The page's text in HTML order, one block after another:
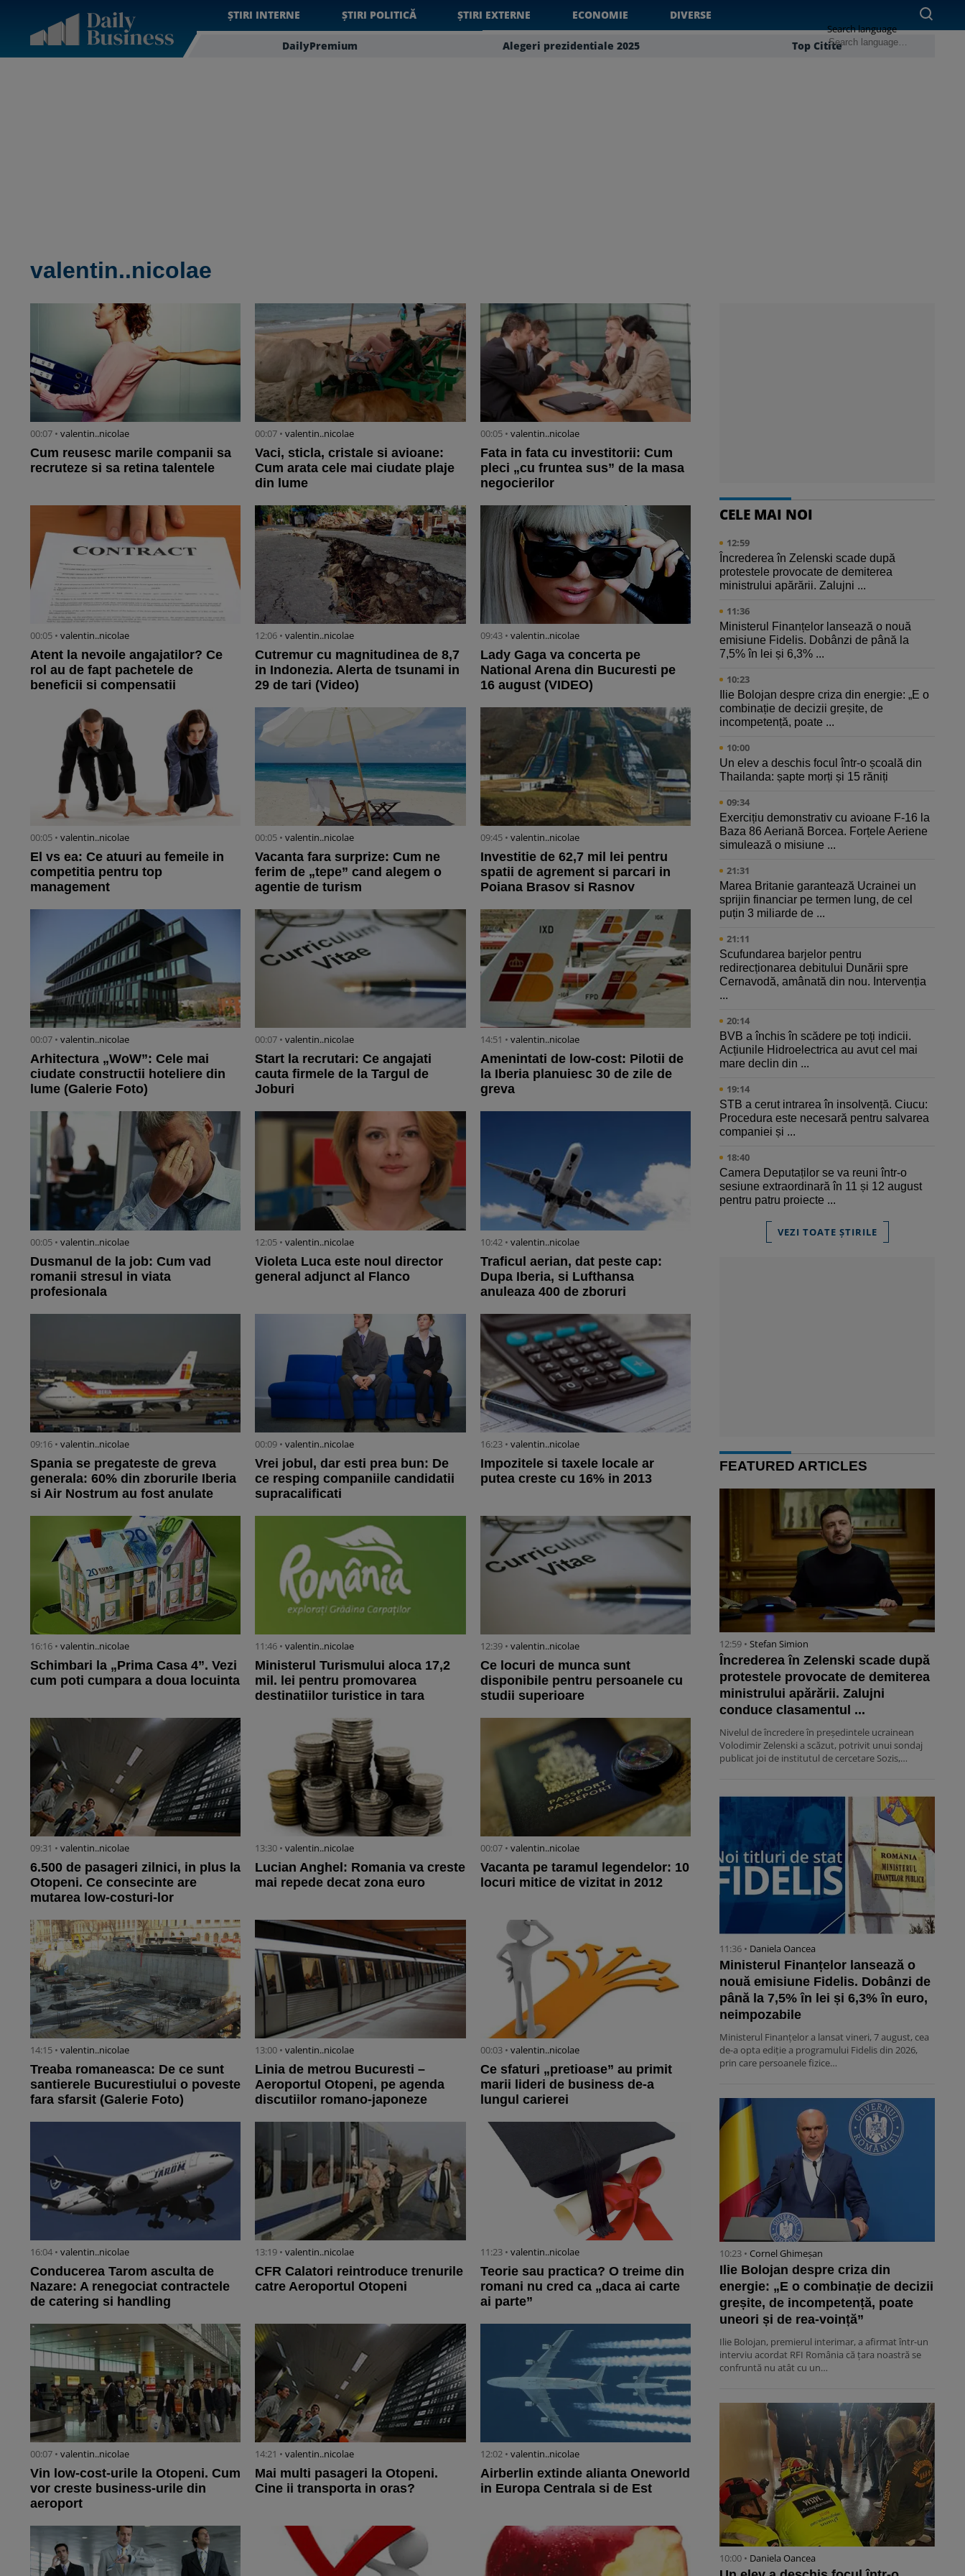
ȘTIRI INTERNE ȘTIRI POLITICĂ ȘTIRI EXTERNE ECONOMIE DIVERSE
DailyPremium Alegeri prezidentiale 2025 Top Citite
Search language
valentin..nicolae
00:07 • valentin..nicolae
Cum reusesc marile companii sa
recruteze si sa retina talentele
00:07 •valentin..nicolae
Vaci, sticla, cristale si avioane:
Cum arata cele mai ciudate plaje
din lume
00:05 • valentin..nicolae
Fata in fata cu investitorii: Cum
pleci „cu fruntea sus” de la masa
negocierilor
00:05 • valentin..nicolae
Atent la nevoile angajatilor? Ce
rol au de fapt pachetele de
beneficii si compensatii
12:06 •valentin..nicolae
Cutremur cu magnitudinea de 8,7
in Indonezia. Alerta de tsunami in
29 de tari (Video)
09:43 • valentin..nicolae
Lady Gaga va concerta pe
National Arena din Bucuresti pe
16 august (VIDEO)
00:05 • valentin..nicolae
El vs ea: Ce atuuri au femeile in
competitia pentru top
management
00:05 •valentin..nicolae
Vacanta fara surprize: Cum ne
ferim de „tepe” cand alegem o
agentie de turism
09:45 • valentin..nicolae
Investitie de 62,7 mil lei pentru
spatii de agrement si parcari in
Poiana Brasov si Rasnov
00:07 • valentin..nicolae
Arhitectura „WoW”: Cele mai
ciudate constructii hoteliere din
lume (Galerie Foto)
00:07 •valentin..nicolae
Start la recrutari: Ce angajati
cauta firmele de la Targul de
Joburi
14:51 • valentin..nicolae
Amenintati de low-cost: Pilotii de
la Iberia planuiesc 30 de zile de
greva
00:05 • valentin..nicolae
Dusmanul de la job: Cum vad
romanii stresul in viata
profesionala
12:05 •valentin..nicolae
Violeta Luca este noul director
general adjunct al Flanco
10:42 • valentin..nicolae
Traficul aerian, dat peste cap:
Dupa Iberia, si Lufthansa
anuleaza 400 de zboruri
09:16 • valentin..nicolae
Spania se pregateste de greva
generala: 60% din zborurile Iberia
si Air Nostrum au fost anulate
00:09 •valentin..nicolae
Vrei jobul, dar esti prea bun: De
ce resping companiile candidatii
supracalificati
16:23 • valentin..nicolae
Impozitele si taxele locale ar
putea creste cu 16% in 2013
16:16 • valentin..nicolae
Schimbari la „Prima Casa 4”. Vezi
cum poti cumpara a doua locuinta
11:46 •valentin..nicolae
Ministerul Turismului aloca 17,2
mil. lei pentru promovarea
destinatiilor turistice in tara
12:39 • valentin..nicolae
Ce locuri de munca sunt
disponibile pentru persoanele cu
studii superioare
09:31 • valentin..nicolae
6.500 de pasageri zilnici, in plus la
Otopeni. Ce consecinte are
mutarea low-costuri-lor
13:30 •valentin..nicolae
Lucian Anghel: Romania va creste
mai repede decat zona euro
00:07 • valentin..nicolae
Vacanta pe taramul legendelor: 10
locuri mitice de vizitat in 2012
14:15 • valentin..nicolae
Treaba romaneasca: De ce sunt
santierele Bucurestiului o poveste
fara sfarsit (Galerie Foto)
13:00 •valentin..nicolae
Linia de metrou Bucuresti –
Aeroportul Otopeni, pe agenda
discutiilor romano-japoneze
00:03 • valentin..nicolae
Ce sfaturi „pretioase” au primit
marii lideri de business de-a
lungul carierei
16:04 • valentin..nicolae
Conducerea Tarom asculta de
Nazare: A renegociat contractele
de catering si handling
13:19 •valentin..nicolae
CFR Calatori reintroduce trenurile
catre Aeroportul Otopeni
11:23 • valentin..nicolae
Teorie sau practica? O treime din
romani nu cred ca „daca ai carte
ai parte”
00:07 • valentin..nicolae
Vin low-cost-urile la Otopeni. Cum
vor creste business-urile din
aeroport
14:21 •valentin..nicolae
Mai multi pasageri la Otopeni.
Cine ii transporta in oras?
12:02 • valentin..nicolae
Airberlin extinde alianta Oneworld
in Europa Centrala si de Est
CELE MAI NOI
12:59
Încrederea în Zelenski scade după
protestele provocate de demiterea
ministrului apărării. Zalujni ...
11:36
Ministerul Finanțelor lansează o nouă
emisiune Fidelis. Dobânzi de până la
7,5% în lei și 6,3% ...
10:23
Ilie Bolojan despre criza din energie: „E o
combinație de decizii greșite, de
incompetență, poate ...
10:00
Un elev a deschis focul într-o școală din
Thailanda: șapte morți și 15 răniți
09:34
Exercițiu demonstrativ cu avioane F-16 la
Baza 86 Aeriană Borcea. Forțele Aeriene
simulează o misiune ...
21:31
Marea Britanie garantează Ucrainei un
sprijin financiar pe termen lung, de cel
puțin 3 miliarde de ...
21:11
Scufundarea barjelor pentru
redirecționarea debitului Dunării spre
Cernavodă, amânată din nou. Intervenția
...
20:14
BVB a închis în scădere pe toți indicii.
Acțiunile Hidroelectrica au avut cel mai
mare declin din ...
19:14
STB a cerut intrarea în insolvență. Ciucu:
Procedura este necesară pentru salvarea
companiei și ...
18:40
Camera Deputaților se va reuni într-o
sesiune extraordinară în 11 și 12 august
pentru patru proiecte ...
VEZI TOATE ȘTIRILE
FEATURED ARTICLES
12:59 • Stefan Simion
Încrederea în Zelenski scade după
protestele provocate de demiterea
ministrului apărării. Zalujni
conduce clasamentul ...
Nivelul de încredere în președintele ucrainean
Volodimir Zelenski a scăzut, potrivit unui sondaj
publicat joi de institutul de cercetare Sozis,…
11:36 • Daniela Oancea
Ministerul Finanțelor lansează o
nouă emisiune Fidelis. Dobânzi de
până la 7,5% în lei și 6,3% în euro,
neimpozabile
Ministerul Finanțelor a lansat vineri, 7 august, cea
de-a opta ediție a programului Fidelis din 2026,
prin care persoanele fizice…
10:23 • Cornel Ghimeșan
Ilie Bolojan despre criza din
energie: „E o combinație de decizii
greșite, de incompetență, poate
uneori și de rea-voință”
Ilie Bolojan, premierul interimar, a afirmat într-un
interviu acordat RFI România că țara noastră se
confruntă nu atât cu un…
10:00 • Daniela Oancea